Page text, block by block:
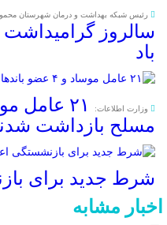
رئیس شبکه بهداشت و درمان شهرستان
سالروز
باد
وزارت اطلاعات:
مسلح بازداشت
شرط جدید برای
اخبار مشابه